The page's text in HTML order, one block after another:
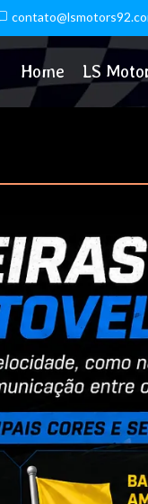
Home LS